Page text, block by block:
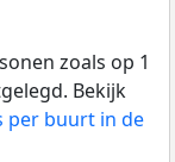
zoals op 1
Bekijk
per buurt in de